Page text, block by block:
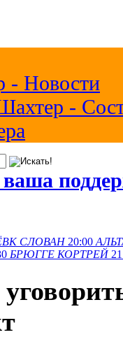
- Новости
-
СЛОВАН 20:00
БРЮГГЕ КОРТРЕЙ